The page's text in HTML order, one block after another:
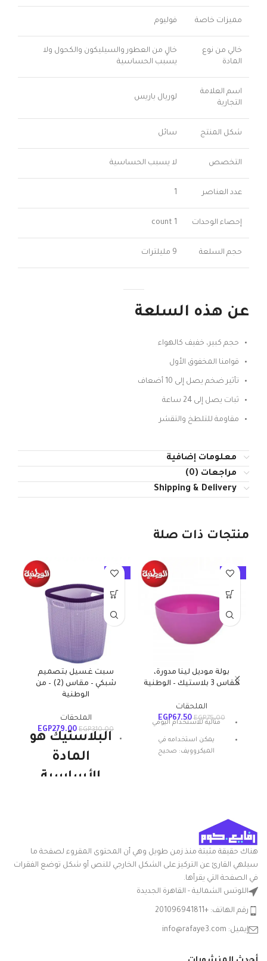
مميزات خاصة فوليوم
خالي من نوع
المادة
خالٍ من العطور والسيليكون والكحول ولا
يسبب الحساسية
اسم العلامة
التجارية
لوريال باريس
شكل المنتج سائل
التخصص لا يسبب الحساسية
عدد العناصر 1
إحصاء الوحدات 1 count
حجم السلعة 9 مليلترات
عن هذه السلعة
حجم كبير، خفيف كالهواء
قوامنا المخفوق الأول
تأثير ضخم يصل إلى 10 أضعاف
ثبات يصل إلى 24 ساعة
مقاومة للتلطخ والتقشر
معلومات إضافية
مراجعات (0)
Shipping & Delivery
منتجات ذات صلة
-10%
بولة موديل لينا مدورة،
مقاس 3 بلاستيك – الوطنية
الملحقات
EGP75.00
EGP67.50
مثالية للاستخدام اليومي
يمكن استخدامه في
الميكروويف: صحيح
-10%
سبت غسيل بتصميم
شبكي – مقاس (2) – من
الوطنية
الملحقات
EGP310.00
EGP279.00
البلاستيك هو
المادة
الأساسية
قوية ومتينة
هناك حقيقة مثبتة منذ زمن طويل وهي أن المحتوى المقروء لصفحة ما
سيلهي القارئ عن التركيز على الشكل الخارجي للنص أو شكل توضع الفقرات
في الصفحة التي يقرأها.
اللوتس الشمالية - القاهرة الجديدة
رقم الهاتف: +201096941811
إيميل: info@rafaye3.com